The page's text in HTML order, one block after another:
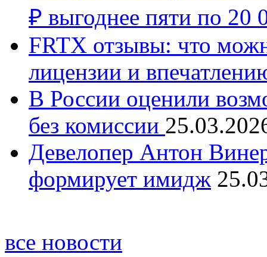
₽ выгоднее пяти по 20
FRTX отзывы: что
лицензии и
В России оценили
без комиссии
Девелопер Антон
формирует имидж
все новости